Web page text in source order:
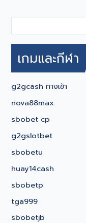
เกมและกีฬา
g2gcash ทางเข้า
nova88max
sbobet cp
g2gslotbet
sbobetu
huay14cash
sbobetp
tga999
sbobetjb